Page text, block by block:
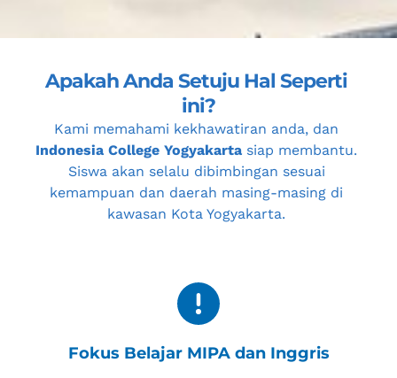
Apakah Anda Setuju Hal Seperti
ini?
Indonesia College Yogyakarta siap membantu.
Siswa akan selalu dibimbingan sesuai
kemampuan dan daerah masing-masing di
kawasan Kota Yogyakarta.
Fokus Belajar MIPA dan Inggris